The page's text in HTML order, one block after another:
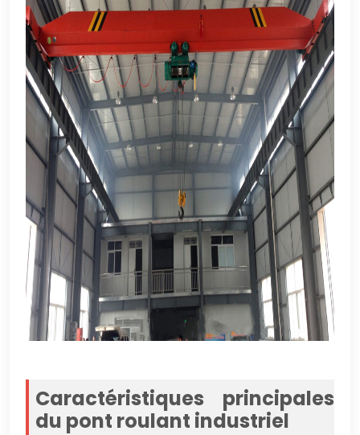
Caractéristiques principales
du pont roulant industriel